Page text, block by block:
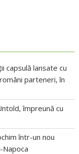
capsulă lansate cu
parteneri, în
împreună cu
într-un nou